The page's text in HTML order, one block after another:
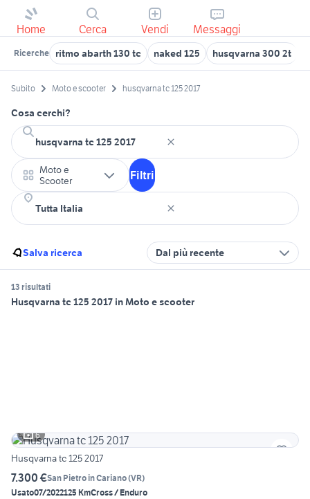
Home Cerca Vendi Messaggi
Ricerche ritmo abarth 130 tc naked 125 husqvarna 300 2t
Subito Moto e scooter husqvarna tc 125 2017
Cosa cerchi?
Moto e
Scooter
Filtri
Salva ricerca Dal più recente
13 risultati
Husqvarna tc 125 2017 in Moto e scooter
6
Husqvarna tc 125 2017
7.300 €San Pietro in Cariano(VR)
Usato07/2022125 KmCross / Enduro